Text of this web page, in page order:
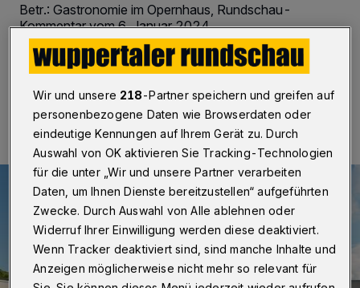
Betr.: Gastronomie im Opernhaus, Rundschau-
Kommentar vom 6. Januar 2024
08.01.2024 , 09:00 Uhr Eine Minute Lesezeit
Wir und unsere 218-Partner speichern und greifen auf
personenbezogene Daten wie Browserdaten oder
eindeutige Kennungen auf Ihrem Gerät zu. Durch
Auswahl von OK aktivieren Sie Tracking-Technologien
für die unter „Wir und unsere Partner verarbeiten
Daten, um Ihnen Dienste bereitzustellen“ aufgeführten
Zwecke. Durch Auswahl von Alle ablehnen oder
Widerruf Ihrer Einwilligung werden diese deaktiviert.
Wenn Tracker deaktiviert sind, sind manche Inhalte und
Anzeigen möglicherweise nicht mehr so relevant für